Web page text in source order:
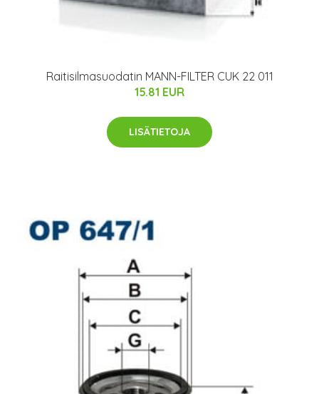
Raitisilmasuodatin MANN-FILTER CUK 22 011
15.81 EUR
LISÄTIETOJA